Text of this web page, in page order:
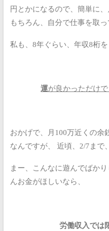
円とかになるので、簡単に、
もちろん、自分で仕事を取
私も、8年ぐらい、年収8桁を
運が良かっただけ
おかげで、月100万近くの余
なんですが、
近頃、2/7まで
まー、こんなに遊んでばかり
んお金がほしいなら、
労働収入では